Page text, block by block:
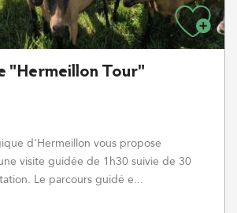
"Hermeillon Tour"
d'Hermeillon vous propose
visite guidée de 1h30 suivie de 30
Le parcours guidé e...